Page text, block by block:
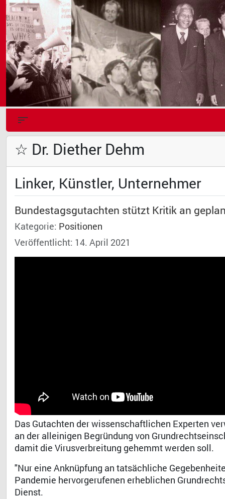
☆ Dr. Diether Dehm
Linker, Künstler, Unternehmer
Bundestagsgutachten stützt Kritik an
Kategorie: Positionen
Veröffentlicht: 14. April 2021
Das Gutachten der wissenschaftlichen Experten
an der alleinigen Begründung von
damit die Virusverbreitung gehemmt werden soll.
"Nur eine Anknüpfung an tatsächliche
Pandemie hervorgerufenen erheblichen
Dienst.